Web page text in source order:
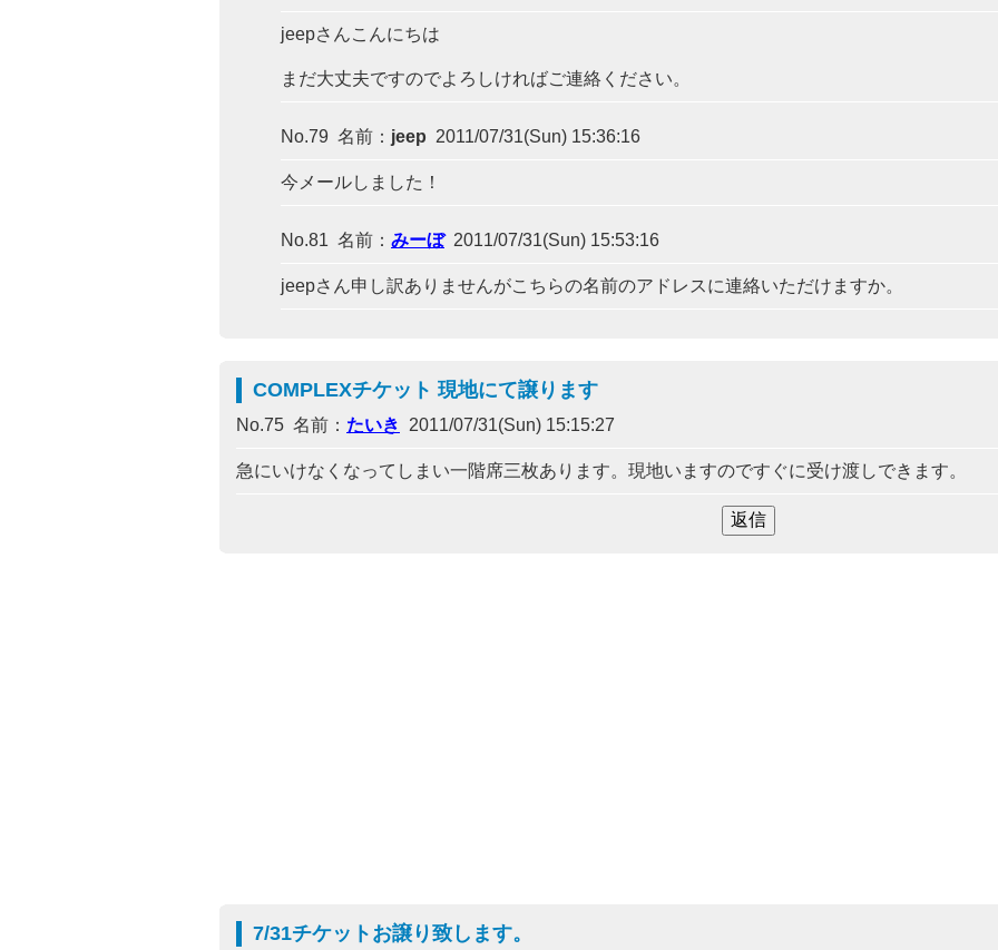
jeepさんこんにちは
まだ大丈夫ですのでよろしければご連絡ください。
No.79 名前： jeep 2011/07/31(Sun) 15:36:16
今メールしました！
No.81 名前： みーぼ2011/07/31(Sun) 15:53:16
jeepさん申し訳ありませんがこちらの名前のアドレスに連絡いただけますか。
COMPLEXチケット 現地にて譲ります
No.75 名前： たいき 2011/07/31(Sun) 15:15:27
急にいけなくなってしまい一階席三枚あります。現地いますのですぐに受け渡しできます。
7/31チケットお譲り致します。